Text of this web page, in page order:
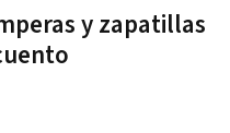
y zapatillas